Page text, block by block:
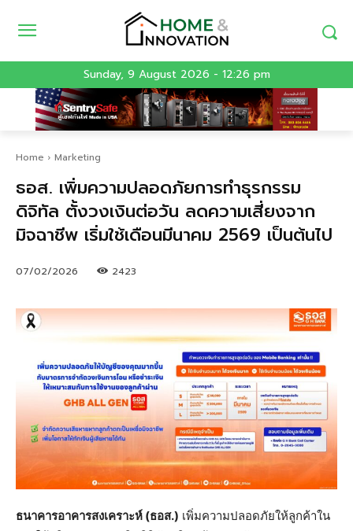
Sunday, 9 August 2026 - 12:26 pm
Home Marketing
ธอส. เพิ่มความปลอดภัยการทำธุรกรรม
ดิจิทัล ตั้งวงเงินต่อวัน ลดความเสี่ยงจาก
มิจฉาชีพ เริ่มใช้เดือนมีนาคม 2569 เป็นต้นไป
07/02/2026 2423
ธนาคารอาคารสงเคราะห์ (ธอส.) เพิ่มความปลอดภัยให้ลูกค้าใน